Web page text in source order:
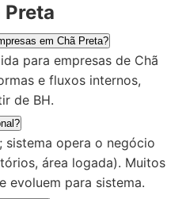
Preta
em Chã Preta?
para empresas de Chã
e fluxos internos,
de BH.
sistema opera o negócio
área logada). Muitos
evoluem para sistema.